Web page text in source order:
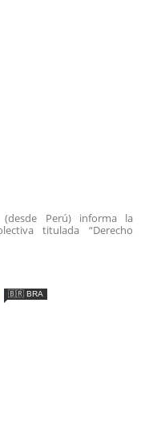
(desde Perú) informa la
titulada “Derecho
🇧🇷 BRA